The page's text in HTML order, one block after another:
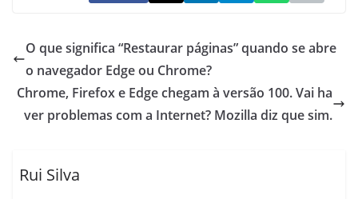
O que significa “Restaurar páginas” quando se abre
o navegador Edge ou Chrome?
Chrome, Firefox e Edge chegam à versão 100. Vai ha
ver problemas com a Internet? Mozilla diz que sim.
Rui Silva